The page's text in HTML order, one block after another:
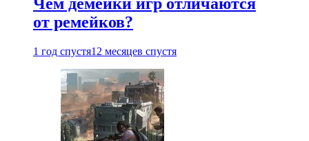
от ремейков?
1 год спустя12 месяцев спустя